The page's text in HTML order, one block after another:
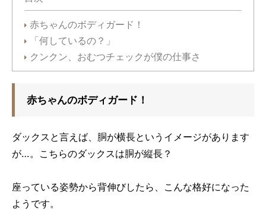
赤ちゃんのボディガード！
「何しているの？」
クンクン、おむつチェックが僕の仕事さ
赤ちゃんのボディガード！
ダックスと言えば、胴が横長というイメージがあります
が…。こちらのダックスは胴が縦長？
座っている姿勢から背伸びしたら、こんな格好になった
ようです。